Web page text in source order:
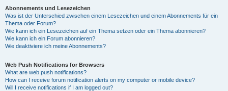
Abonnements und Lesezeichen
Was ist der Unterschied zwischen einem Lesezeichen und einem Abonnements für ein
Thema oder Forum?
Wie kann ich ein Lesezeichen auf ein Thema setzen oder ein Thema abonnieren?
Wie kann ich ein Forum abonnieren?
Wie deaktiviere ich meine Abonnements?
Web Push Notifications for Browsers
What are web push notifications?
How can I receive forum notification alerts on my computer or mobile device?
Will I receive notifications if I am logged out?